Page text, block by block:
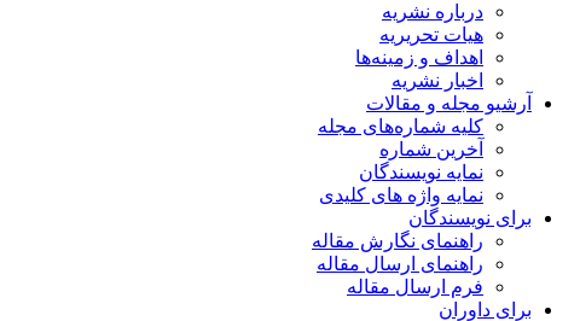
درباره نشریه
هیات تحریریه
اهداف و زمینه‌ها
اخبار نشریه
آرشیو مجله و مقالات
کلیه شماره‌های مجله
آخرین شماره
نمایه نویسندگان
نمایه واژه های کلیدی
برای نویسندگان
راهنمای نگارش مقاله
راهنمای ارسال مقاله
فرم ارسال مقاله
برای داوران